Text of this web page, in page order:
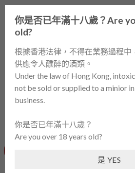
Skip
content
首頁 / 酒類產品 / WINES /
你是否已年滿十八歲？Are
old?
根據香港法律，不得在業務過程中
供應令人醺醉的酒類。
Under the law of Hong Kong,
not be sold or supplied to a minior
business.
你是否已年滿十八歲？
Are you over 18 years old?
是 YES